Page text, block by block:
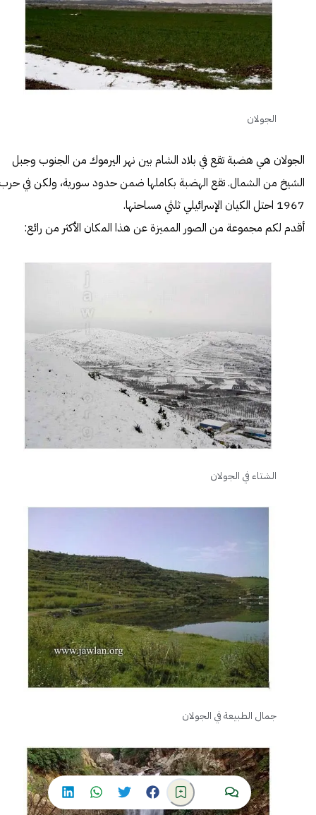
الجولان
الجولان هي هضبة تقع في بلاد الشام بين نهر اليرموك من الجنوب وجبل
الشيخ من الشمال. تقع الهضبة بكاملها ضمن حدود سورية، ولكن في
1967 احتل الكيان الإسرائيلي ثلثي مساحتها.
أقدم لكم مجموعة من الصور المميزة عن هذا المكان الأكثر من رائع:
الشتاء في الجولان
جمال الطبيعة في الجولان